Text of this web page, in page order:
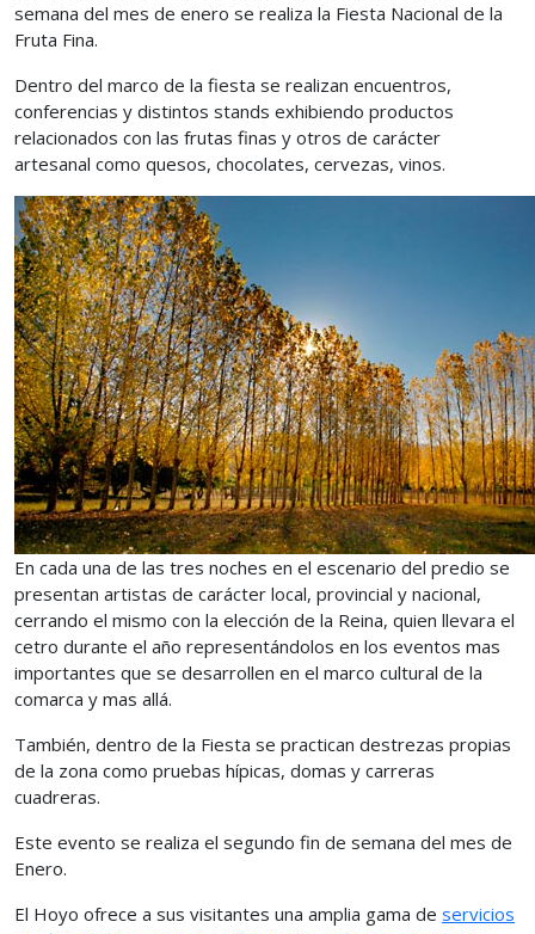
semana del mes de enero se realiza la Fiesta Nacional de la
Fruta Fina.
Dentro del marco de la fiesta se realizan encuentros,
conferencias y distintos stands exhibiendo productos
relacionados con las frutas finas y otros de carácter
artesanal como quesos, chocolates, cervezas, vinos.
En cada una de las tres noches en el escenario del predio se
presentan artistas de carácter local, provincial y nacional,
cerrando el mismo con la elección de la Reina, quien llevara el
cetro durante el año representándolos en los eventos mas
importantes que se desarrollen en el marco cultural de la
comarca y mas allá.
También, dentro de la Fiesta se practican destrezas propias
de la zona como pruebas hípicas, domas y carreras
cuadreras.
Este evento se realiza el segundo fin de semana del mes de
Enero.
El Hoyo ofrece a sus visitantes una amplia gama de servicios